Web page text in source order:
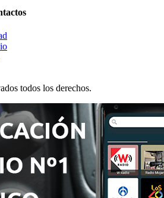
todos los derechos.